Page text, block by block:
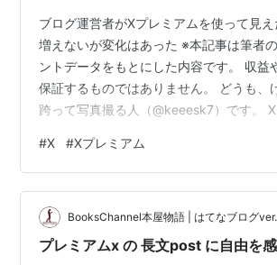
ブログ運営者がXプレミアムを使って見
増えないが変化はあった ※本記事は筆者
ントデータをもとにした内容です。 収益
保証するものではありません。 どうも、
跨って写真撮る人（@keeesk7）です。
「リーチが伸びる」といった話もよく見
直なところ、僕自身は“直接効果があった
感はありません。 とはいえ、何も変わら
もありません。自分のアカウントデータ
返してみると、「そりゃ体感できないよ
#X #Xプレミアム
BooksChannel本屋物語 | はてなブログver.
プレミアムx の 長文post に自由を